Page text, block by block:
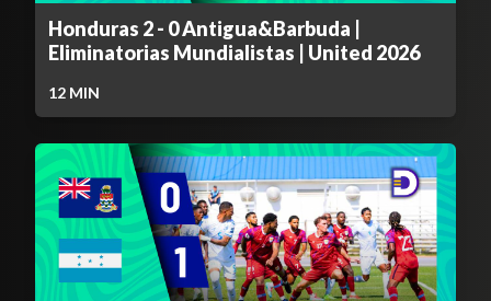
Honduras 2 - 0 Antigua&Barbuda |
Eliminatorias Mundialistas | United 2026
12 MIN